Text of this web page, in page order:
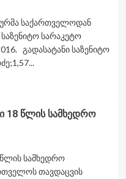
საქართველოდან
სარაკეტო
გადასატანი საზენიტო
18 წლის სამხედრო
სამხედრო
თავდაცვის